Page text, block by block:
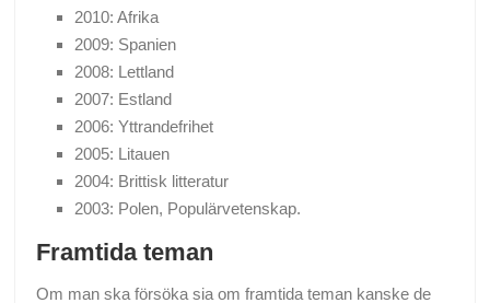
2010: Afrika
2009: Spanien
2008: Lettland
2007: Estland
2006: Yttrandefrihet
2005: Litauen
2004: Brittisk litteratur
2003: Polen, Populärvetenskap.
Framtida teman
Om man ska försöka sia om framtida teman kanske de